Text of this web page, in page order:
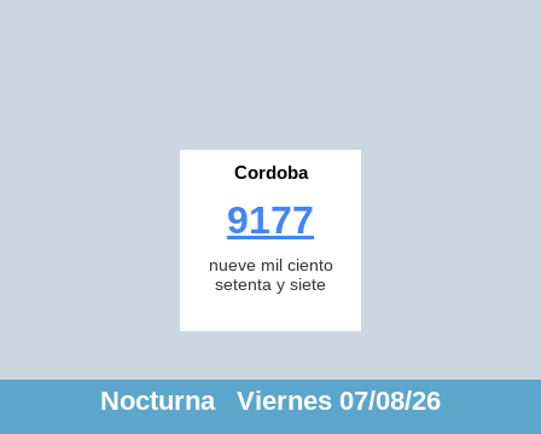
Cordoba
9177
nueve mil ciento
setenta y siete
Nocturna Viernes 07/08/26